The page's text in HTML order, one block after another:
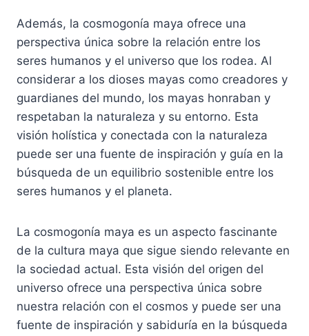
Además, la cosmogonía maya ofrece una
perspectiva única sobre la relación entre los
seres humanos y el universo que los rodea. Al
considerar a los dioses mayas como creadores y
guardianes del mundo, los mayas honraban y
respetaban la naturaleza y su entorno. Esta
visión holística y conectada con la naturaleza
puede ser una fuente de inspiración y guía en la
búsqueda de un equilibrio sostenible entre los
seres humanos y el planeta.
La cosmogonía maya es un aspecto fascinante
de la cultura maya que sigue siendo relevante en
la sociedad actual. Esta visión del origen del
universo ofrece una perspectiva única sobre
nuestra relación con el cosmos y puede ser una
fuente de inspiración y sabiduría en la búsqueda